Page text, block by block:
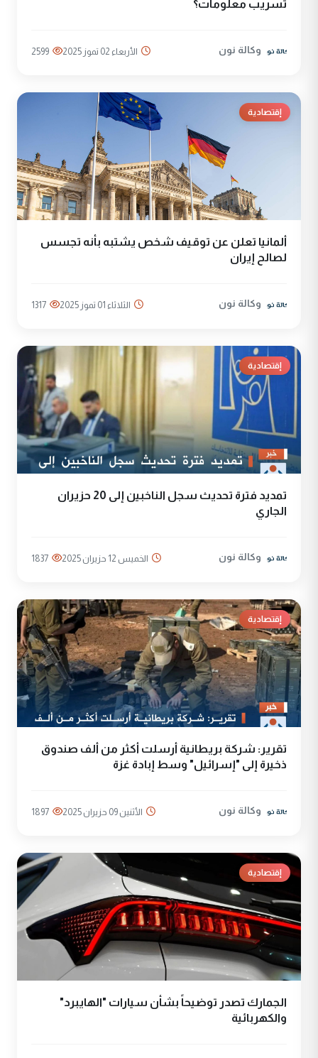
تسريب معلومات؟
وكالة نون الأربعاء 02 تموز 2025 2599
إقتصادية
ألمانيا تعلن عن توقيف شخص يشتبه بأنه تجسس
لصالح إيران
وكالة نون الثلاثاء 01 تموز 2025 1317
إقتصادية
تمديد فترة تحديث سجل الناخبين إلى 20 حزيران
الجاري
وكالة نون الخميس 12 حزيران 2025 1837
إقتصادية
تقرير: شركة بريطانية أرسلت أكثر من ألف صندوق
ذخيرة إلى "إسرائيل" وسط إبادة غزة
وكالة نون الأثنين 09 حزيران 2025 1897
إقتصادية
الجمارك تصدر توضيحاً بشأن سيارات "الهايبرد"
والكهربائية